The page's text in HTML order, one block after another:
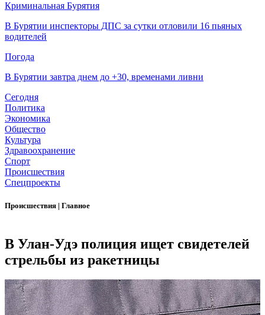
Криминальная Бурятия
В Бурятии инспекторы ДПС за сутки отловили 16 пьяных
водителей
Погода
В Бурятии завтра днем до +30, временами ливни
Сегодня
Политика
Экономика
Общество
Культура
Здравоохранение
Спорт
Происшествия
Спецпроекты
Происшествия | Главное
В Улан-Удэ полиция ищет свидетелей
стрельбы из ракетницы